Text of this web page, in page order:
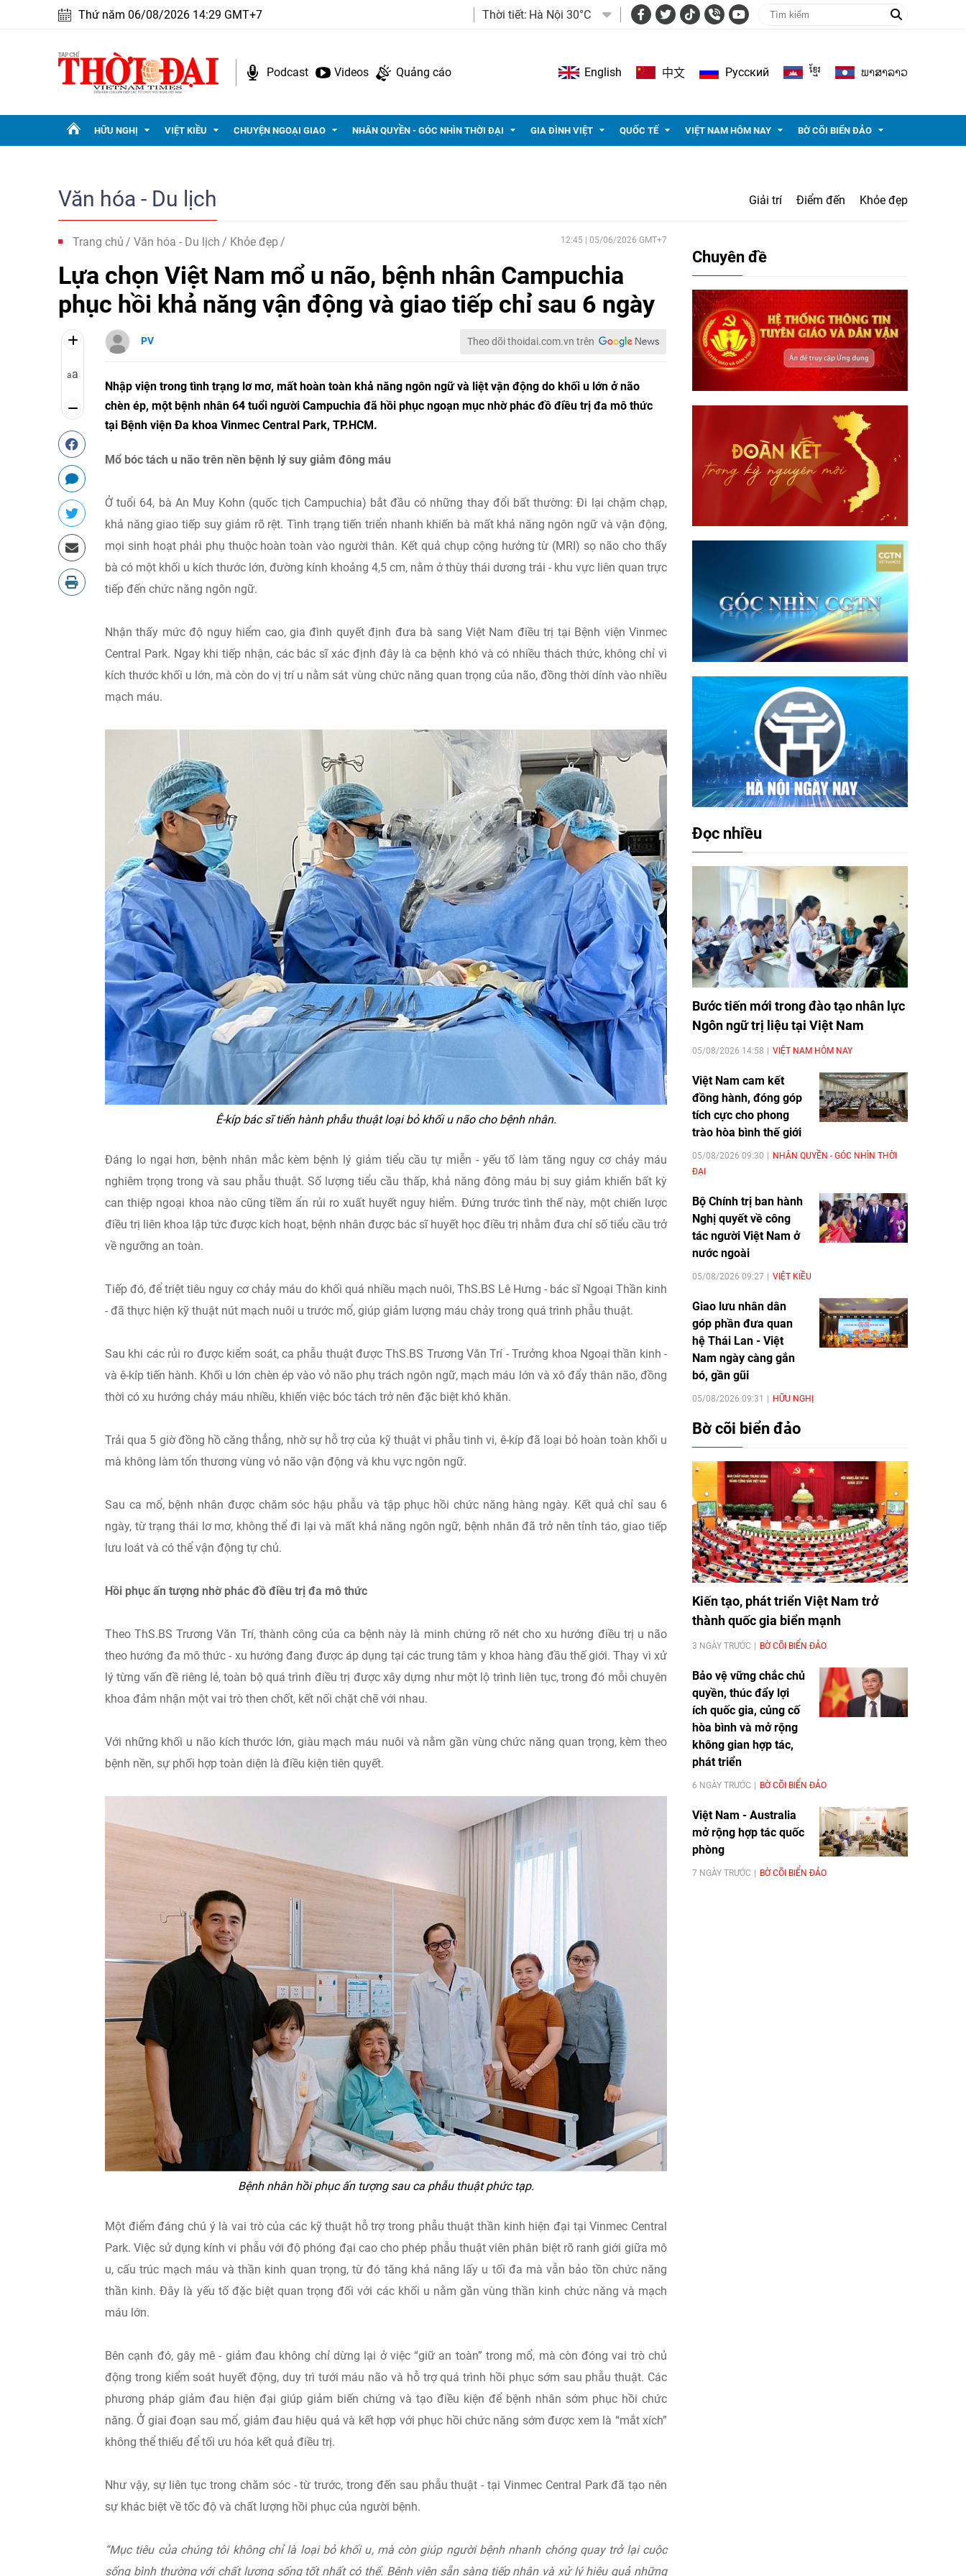
Thứ năm 06/08/2026 14:29 GMT+7 Thời tiết: Hà Nội 30°C
Podcast Videos Quảng cáo English 中文 Pусский ខ្មែរ ພາ​ສາ​ລາວ
HỮU NGHỊ VIỆT KIỀU CHUYỆN NGOẠI GIAO NHÂN QUYỀN - GÓC NHÌN THỜI ĐẠI GIA ĐÌNH VIỆT QUỐC TẾ VIỆT NAM HÔM NAY BỜ CÕI BIỂN ĐẢO
Văn hóa - Du lịch Giải trí Điểm đến Khỏe đẹp
Trang chủ Văn hóa - Du lịch Khỏe đẹp 12:45 | 05/06/2026 GMT+7
Lựa chọn Việt Nam mổ u não, bệnh nhân Campuchia
phục hồi khả năng vận động và giao tiếp chỉ sau 6 ngày
aa
PV Theo dõi thoidai.com.vn trên
Nhập viện trong tình trạng lơ mơ, mất hoàn toàn khả năng ngôn ngữ và liệt vận động do khối u lớn ở não
chèn ép, một bệnh nhân 64 tuổi người Campuchia đã hồi phục ngoạn mục nhờ phác đồ điều trị đa mô thức
tại Bệnh viện Đa khoa Vinmec Central Park, TP.HCM.
Mổ bóc tách u não trên nền bệnh lý suy giảm đông máu
Ở tuổi 64, bà An Muy Kohn (quốc tịch Campuchia) bắt đầu có những thay đổi bất thường: Đi lại chậm chạp,
khả năng giao tiếp suy giảm rõ rệt. Tình trạng tiến triển nhanh khiến bà mất khả năng ngôn ngữ và vận động,
mọi sinh hoạt phải phụ thuộc hoàn toàn vào người thân. Kết quả chụp cộng hưởng từ (MRI) sọ não cho thấy
bà có một khối u kích thước lớn, đường kính khoảng 4,5 cm, nằm ở thùy thái dương trái - khu vực liên quan trực
tiếp đến chức năng ngôn ngữ.
Nhận thấy mức độ nguy hiểm cao, gia đình quyết định đưa bà sang Việt Nam điều trị tại Bệnh viện Vinmec
Central Park. Ngay khi tiếp nhận, các bác sĩ xác định đây là ca bệnh khó và có nhiều thách thức, không chỉ vì
kích thước khối u lớn, mà còn do vị trí u nằm sát vùng chức năng quan trọng của não, đồng thời dính vào nhiều
mạch máu.
Ê-kíp bác sĩ tiến hành phẫu thuật loại bỏ khối u não cho bệnh nhân.
Đáng lo ngại hơn, bệnh nhân mắc kèm bệnh lý giảm tiểu cầu tự miễn - yếu tố làm tăng nguy cơ chảy máu
nghiêm trọng trong và sau phẫu thuật. Số lượng tiểu cầu thấp, khả năng đông máu bị suy giảm khiến bất kỳ
can thiệp ngoại khoa nào cũng tiềm ẩn rủi ro xuất huyết nguy hiểm. Đứng trước tình thế này, một chiến lược
điều trị liên khoa lập tức được kích hoạt, bệnh nhân được bác sĩ huyết học điều trị nhằm đưa chỉ số tiểu cầu trở
về ngưỡng an toàn.
Tiếp đó, để triệt tiêu nguy cơ chảy máu do khối quá nhiều mạch nuôi, ThS.BS Lê Hưng - bác sĩ Ngoại Thần kinh
- đã thực hiện kỹ thuật nút mạch nuôi u trước mổ, giúp giảm lượng máu chảy trong quá trình phẫu thuật.
Sau khi các rủi ro được kiểm soát, ca phẫu thuật được ThS.BS Trương Văn Trí - Trưởng khoa Ngoại thần kinh -
và ê-kíp tiến hành. Khối u lớn chèn ép vào vỏ não phụ trách ngôn ngữ, mạch máu lớn và xô đẩy thân não, đồng
thời có xu hướng chảy máu nhiều, khiến việc bóc tách trở nên đặc biệt khó khăn.
Trải qua 5 giờ đồng hồ căng thẳng, nhờ sự hỗ trợ của kỹ thuật vi phẫu tinh vi, ê-kíp đã loại bỏ hoàn toàn khối u
mà không làm tổn thương vùng vỏ não vận động và khu vực ngôn ngữ.
Sau ca mổ, bệnh nhân được chăm sóc hậu phẫu và tập phục hồi chức năng hàng ngày. Kết quả chỉ sau 6
ngày, từ trạng thái lơ mơ, không thể đi lại và mất khả năng ngôn ngữ, bệnh nhân đã trở nên tỉnh táo, giao tiếp
lưu loát và có thể vận động tự chủ.
Hồi phục ấn tượng nhờ phác đồ điều trị đa mô thức
Theo ThS.BS Trương Văn Trí, thành công của ca bệnh này là minh chứng rõ nét cho xu hướng điều trị u não
theo hướng đa mô thức - xu hướng đang được áp dụng tại các trung tâm y khoa hàng đầu thế giới. Thay vì xử
lý từng vấn đề riêng lẻ, toàn bộ quá trình điều trị được xây dựng như một lộ trình liên tục, trong đó mỗi chuyên
khoa đảm nhận một vai trò then chốt, kết nối chặt chẽ với nhau.
Với những khối u não kích thước lớn, giàu mạch máu nuôi và nằm gần vùng chức năng quan trọng, kèm theo
bệnh nền, sự phối hợp toàn diện là điều kiện tiên quyết.
Bệnh nhân hồi phục ấn tượng sau ca phẫu thuật phức tạp.
Một điểm đáng chú ý là vai trò của các kỹ thuật hỗ trợ trong phẫu thuật thần kinh hiện đại tại Vinmec Central
Park. Việc sử dụng kính vi phẫu với độ phóng đại cao cho phép phẫu thuật viên phân biệt rõ ranh giới giữa mô
u, cấu trúc mạch máu và thần kinh quan trọng, từ đó tăng khả năng lấy u tối đa mà vẫn bảo tồn chức năng
thần kinh. Đây là yếu tố đặc biệt quan trọng đối với các khối u nằm gần vùng thần kinh chức năng và mạch
máu lớn.
Bên cạnh đó, gây mê - giảm đau không chỉ dừng lại ở việc “giữ an toàn” trong mổ, mà còn đóng vai trò chủ
động trong kiểm soát huyết động, duy trì tưới máu não và hỗ trợ quá trình hồi phục sớm sau phẫu thuật. Các
phương pháp giảm đau hiện đại giúp giảm biến chứng và tạo điều kiện để bệnh nhân sớm phục hồi chức
năng. Ở giai đoạn sau mổ, giảm đau hiệu quả và kết hợp với phục hồi chức năng sớm được xem là “mắt xích”
không thể thiếu để tối ưu hóa kết quả điều trị.
Như vậy, sự liên tục trong chăm sóc - từ trước, trong đến sau phẫu thuật - tại Vinmec Central Park đã tạo nên
sự khác biệt về tốc độ và chất lượng hồi phục của người bệnh.
“Mục tiêu của chúng tôi không chỉ là loại bỏ khối u,mà còn giúp người bệnh nhanh chóng quay trở lại cuộc
sống bình thường với chất lượng sống tốt nhất có thể. Bệnh viện sẵn sàng tiếp nhận và xử lý hiệu quả những
Chuyên đề
Đọc nhiều
Bước tiến mới trong đào tạo nhân lực
Ngôn ngữ trị liệu tại Việt Nam
05/08/2026 14:58 VIỆT NAM HÔM NAY
Việt Nam cam kết
đồng hành, đóng góp
tích cực cho phong
trào hòa bình thế giới
05/08/2026 09:30
NHÂN QUYỀN - GÓC NHÌN THỜI
ĐẠI
Bộ Chính trị ban hành
Nghị quyết về công
tác người Việt Nam ở
nước ngoài
05/08/2026 09:27 VIỆT KIỀU
Giao lưu nhân dân
góp phần đưa quan
hệ Thái Lan - Việt
Nam ngày càng gắn
bó, gần gũi
05/08/2026 09:31 HỮU NGHỊ
Bờ cõi biển đảo
Kiến tạo, phát triển Việt Nam trở
thành quốc gia biển mạnh
3 NGÀY TRƯỚC BỜ CÕI BIỂN ĐẢO
Bảo vệ vững chắc chủ
quyền, thúc đẩy lợi
ích quốc gia, củng cố
hòa bình và mở rộng
không gian hợp tác,
phát triển
6 NGÀY TRƯỚC BỜ CÕI BIỂN ĐẢO
Việt Nam - Australia
mở rộng hợp tác quốc
phòng
7 NGÀY TRƯỚC BỜ CÕI BIỂN ĐẢO